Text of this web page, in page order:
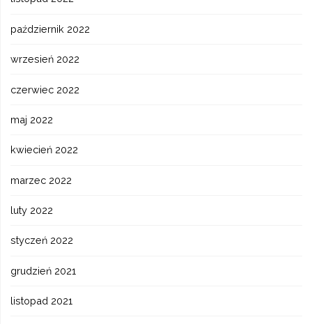
październik 2022
wrzesień 2022
czerwiec 2022
maj 2022
kwiecień 2022
marzec 2022
luty 2022
styczeń 2022
grudzień 2021
listopad 2021